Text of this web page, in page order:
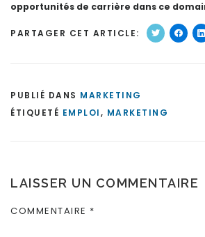
opportunités de carrière dans ce
PARTAGER CET ARTICLE:
PUBLIÉ DANS MARKETING
ÉTIQUETÉ EMPLOI, MARKETING
LAISSER UN COMMENTAIRE
COMMENTAIRE *